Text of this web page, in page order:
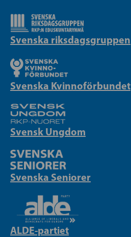
Svenska riksdagsgruppen
Svenska Kvinnoförbundet
Svensk Ungdom
Svenska Seniorer
ALDE-partiet